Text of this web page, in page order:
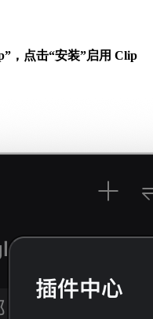
，点击“安装”启用 Clip